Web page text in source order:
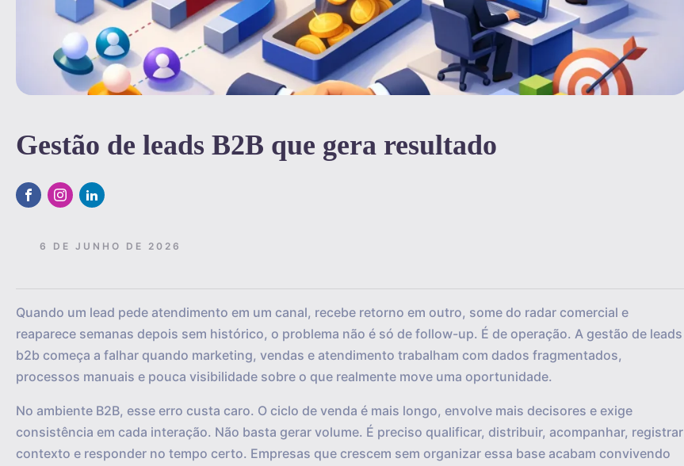
Gestão de leads B2B que gera resultado
6 DE JUNHO DE 2026
Quando um lead pede atendimento em um canal, recebe retorno em outro, some do radar comercial e
reaparece semanas depois sem histórico, o problema não é só de follow-up. É de operação. A gestão de leads
b2b começa a falhar quando marketing, vendas e atendimento trabalham com dados fragmentados,
processos manuais e pouca visibilidade sobre o que realmente move uma oportunidade.
No ambiente B2B, esse erro custa caro. O ciclo de venda é mais longo, envolve mais decisores e exige
consistência em cada interação. Não basta gerar volume. É preciso qualificar, distribuir, acompanhar, registrar
contexto e responder no tempo certo. Empresas que crescem sem organizar essa base acabam convivendo